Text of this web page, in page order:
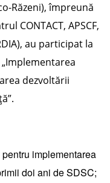
Răzeni), împreună
CONTACT, APSCF,
au participat la
dezvoltării
implementarea
doi ani de SDSC;